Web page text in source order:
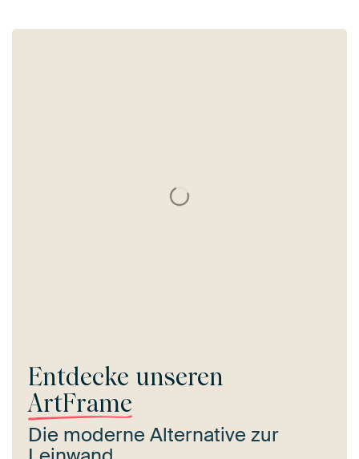
Entdecke unseren
ArtFrame
Die moderne Alternative zur